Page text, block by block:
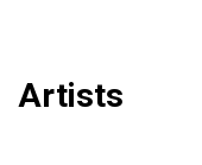
Artists